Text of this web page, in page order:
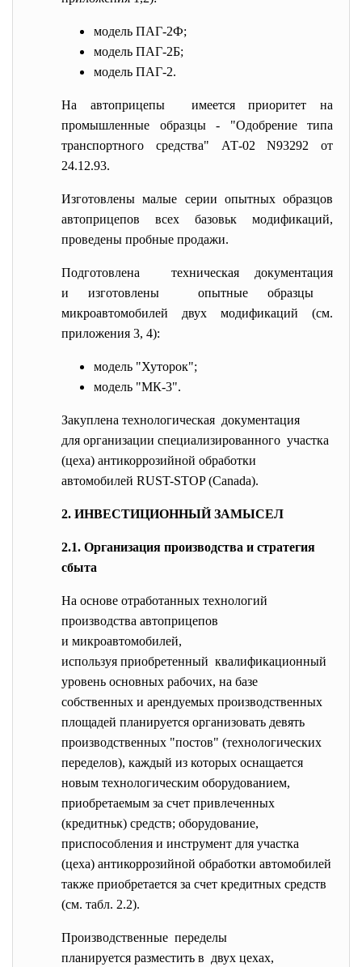
модель ПАГ-2Ф;
модель ПАГ-2Б;
модель ПАГ-2.
На автоприцепы имеется приоритет на
промышленные образцы - "Одобрение типа
транспортного средства" АТ-02 N93292 от
24.12.93.
Изготовлены малые серии опытных образцов
автоприцепов всех базовьк модификаций,
проведены пробные продажи.
Подготовлена техническая документация
и изготовлены опытные образцы
микроавтомобилей двух модификаций (см.
приложения 3, 4):
модель "Хуторок";
модель "МК-3".
Закуплена технологическая документация
для организации специализированного участка
(цеха) антикоррозийной обработки
автомобилей RUST-STOP (Canada).
2. ИНВЕСТИЦИОННЫЙ ЗАМЫСЕЛ
2.1. Организация производства и стратегия
сбыта
На основе отработанных технологий
производства автоприцепов
и микроавтомобилей,
используя приобретенный квалификационный
уровень основных рабочих, на базе
собственных и арендуемых производственных
площадей планируется организовать девять
производственных "постов" (технологических
переделов), каждый из которых оснащается
новым технологическим оборудованием,
приобретаемым за счет привлеченных
(кредитньк) средств; оборудование,
приспособления и инструмент для участка
(цеха) антикоррозийной обработки автомобилей
также приобретается за счет кредитных средств
(см. табл. 2.2).
Производственные переделы
планируется разместить в двух цехах,